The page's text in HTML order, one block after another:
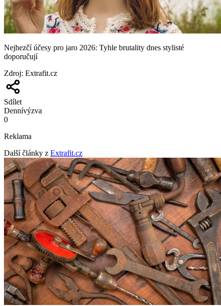
Nejhezčí účesy pro jaro 2026: Tyhle brutality dnes stylisté
doporučují
Zdroj: Extrafit.cz
Sdílet
Dennívýzva
0
Reklama
Další články z Extrafit.cz